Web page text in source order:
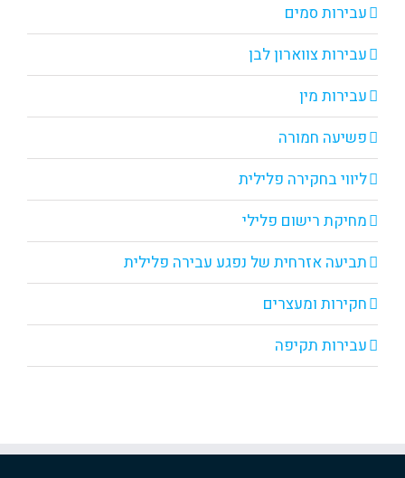
עבירות סמים
עבירות צווארון לבן
עבירות מין
פשיעה חמורה
ליווי בחקירה פלילית
מחיקת רישום פלילי
תביעה אזרחית של נפגע עבירה פלילית
חקירות ומעצרים
עבירות תקיפה